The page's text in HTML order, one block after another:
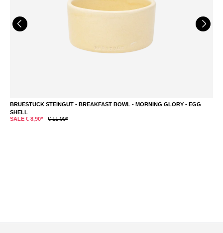
BRUESTUCK STEINGUT - BREAKFAST BOWL - MORNING GLORY - EGG
SHELL
SALE € 8,90*
€ 11,00*